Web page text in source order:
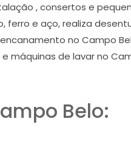
, consertos e
ferro e aço, realiza
no Campo
máquinas de lavar no
Belo: